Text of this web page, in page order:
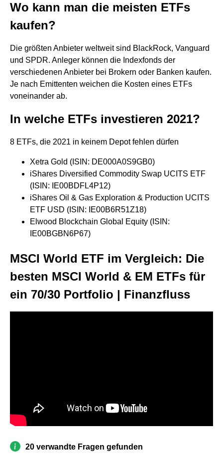
Wo kann man die meisten ETFs
kaufen?
Die größten Anbieter weltweit sind BlackRock, Vanguard
und SPDR. Anleger können die Indexfonds der
verschiedenen Anbieter bei Brokern oder Banken kaufen.
Je nach Emittenten weichen die Kosten eines ETFs
voneinander ab.
In welche ETFs investieren 2021?
8 ETFs, die 2021 in keinem Depot fehlen dürfen
Xetra Gold (ISIN: DE000A0S9GB0)
iShares Diversified Commodity Swap UCITS ETF
(ISIN: IE00BDFL4P12)
iShares Oil & Gas Exploration & Production UCITS
ETF USD (ISIN: IE00B6R51Z18)
Elwood Blockchain Global Equity (ISIN:
IE00BGBN6P67)
MSCI World ETF im Vergleich: Die
besten MSCI World & EM ETFs für
ein 70/30 Portfolio | Finanzfluss
20 verwandte Fragen gefunden